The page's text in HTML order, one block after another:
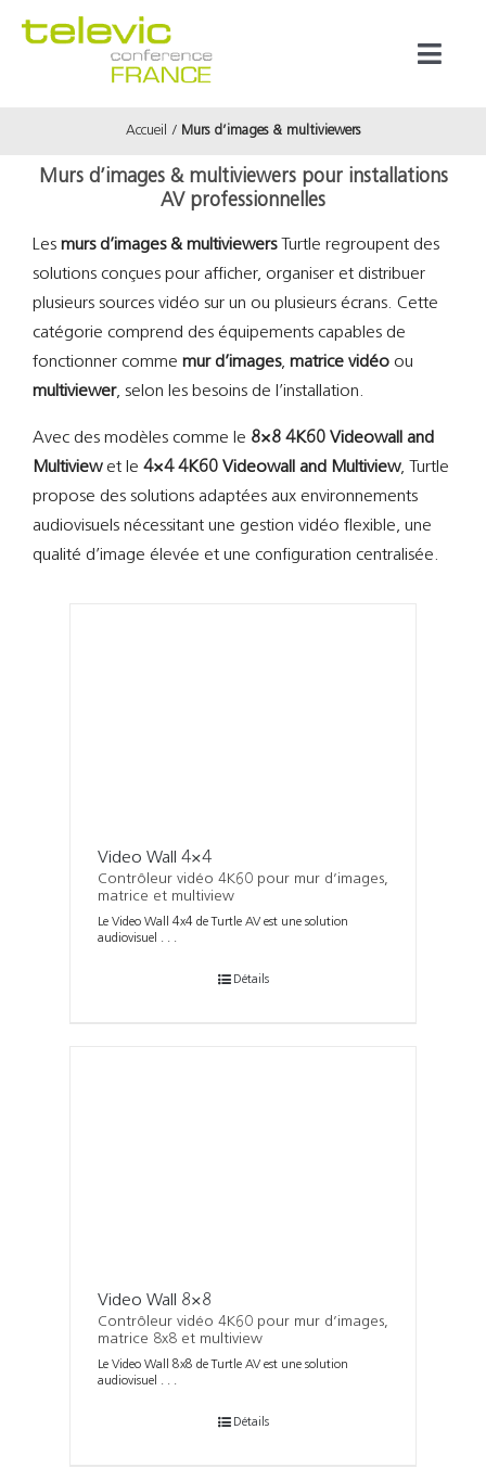
Accueil Murs d’images & multiviewers
Murs d’images & multiviewers pour installations
AV professionnelles
Les murs d’images & multiviewersTurtle regroupent des
solutions conçues pour afficher, organiser et distribuer
plusieurs sources vidéo sur un ou plusieurs écrans. Cette
catégorie comprend des équipements capables de
fonctionner comme mur d’images, matrice vidéo ou
multiviewer, selon les besoins de l’installation.
Avec des modèles comme le 8×8 4K60 Videowall and
Multiviewet le 4×4 4K60 Videowall and Multiview, Turtle
propose des solutions adaptées aux environnements
audiovisuels nécessitant une gestion vidéo flexible, une
qualité d’image élevée et une configuration centralisée.
Video Wall 4×4
Contrôleur vidéo 4K60 pour mur d’images,
matrice et multiview
Le Video Wall 4x4 de Turtle AV est une solution
audiovisuel . . .
Détails
Video Wall 8×8
Contrôleur vidéo 4K60 pour mur d’images,
matrice 8x8 et multiview
Le Video Wall 8x8 de Turtle AV est une solution
audiovisuel . . .
Détails